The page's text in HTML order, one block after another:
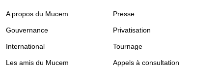
A propos du Mucem
Gouvernance
International
Les amis du Mucem
Presse
Privatisation
Tournage
Appels à consultation